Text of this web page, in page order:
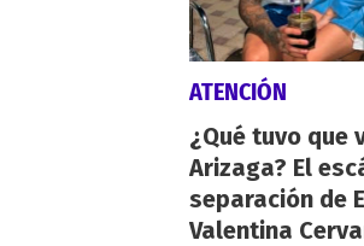
ATENCIÓN
¿Qué tuvo que
Arizaga? El
separación de
Valentina